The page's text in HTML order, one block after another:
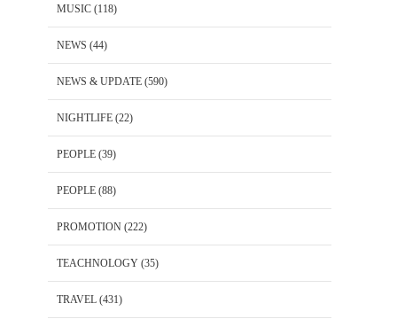
MUSIC (118)
NEWS (44)
NEWS & UPDATE (590)
NIGHTLIFE (22)
PEOPLE (39)
PEOPLE (88)
PROMOTION (222)
TEACHNOLOGY (35)
TRAVEL (431)